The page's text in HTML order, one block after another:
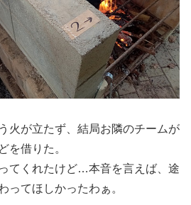
火が立たず、結局お隣のチームが
を借りた。
てくれたけど…本音を言えば、途
ってほしかったわぁ。